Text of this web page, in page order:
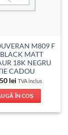
M809 F
BLACK MATT
18K NEGRU
CADOU
lei TVA inclus
ÎN COȘ